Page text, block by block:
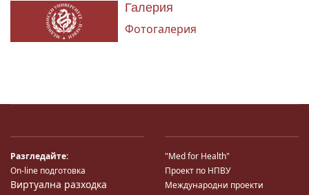
Галерия
Фотогалерия
Разгледайте:
On-line подготовка
Виртуална разходка
"Med for Health"
Проект по НПВУ
Международни проекти